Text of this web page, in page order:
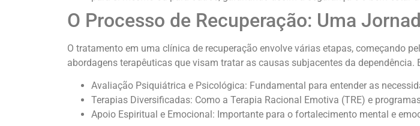
O Processo de Recuperação: Uma
O tratamento em uma clínica de recuperação envolve várias etapas, começando
abordagens terapêuticas que visam tratar as causas subjacentes da dependência.
Avaliação Psiquiátrica e Psicológica: Fundamental para entender as
Terapias Diversificadas: Como a Terapia Racional Emotiva (TRE) e
Apoio Espiritual e Emocional: Importante para o fortalecimento mental e